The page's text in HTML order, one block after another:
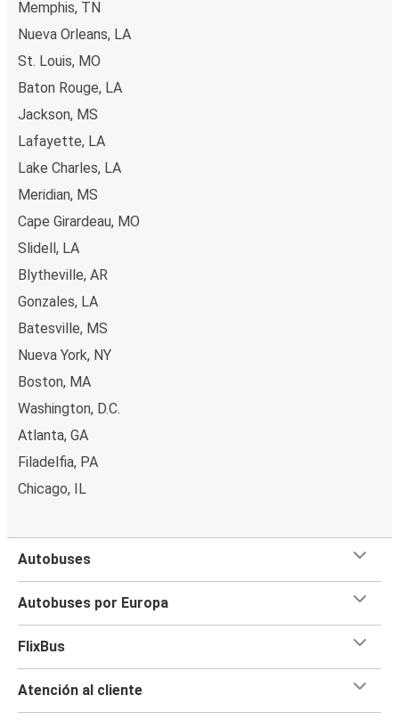
Memphis, TN
Nueva Orleans, LA
St. Louis, MO
Baton Rouge, LA
Jackson, MS
Lafayette, LA
Lake Charles, LA
Meridian, MS
Cape Girardeau, MO
Slidell, LA
Blytheville, AR
Gonzales, LA
Batesville, MS
Nueva York, NY
Boston, MA
Washington, D.C.
Atlanta, GA
Filadelfia, PA
Chicago, IL
Autobuses
Autobuses por Europa
FlixBus
Atención al cliente